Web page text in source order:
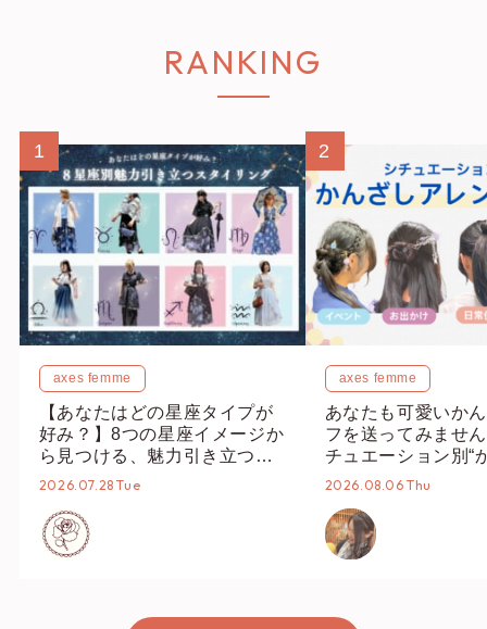
RANKING
1
axes femme
【あなたはどの星座タイプが
好み？】8つの星座イメージか
ら見つける、魅力引き立つス
タイリング♡
2026.07.28 Tue
2
axes femme
あなたも可愛いか
フを送ってみませ
チュエーション別“
オススメ【ショッ
2026.08.06 Thu